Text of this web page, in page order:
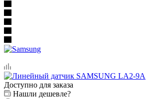
Доступно для заказа
Нашли дешевле?